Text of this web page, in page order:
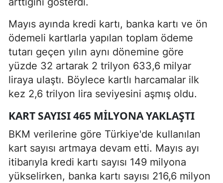
Mayıs ayında kredi kartı, banka kartı ve ön
ödemeli kartlarla yapılan toplam ödeme
tutarı geçen yılın aynı dönemine göre
yüzde 32 artarak 2 trilyon 633,6 milyar
liraya ulaştı. Böylece kartlı harcamalar ilk
kez 2,6 trilyon lira seviyesini aşmış oldu.
KART SAYISI 465 MILYONA YAKLAŞTI
BKM verilerine göre Türkiye'de kullanılan
kart sayısı artmaya devam etti. Mayıs ayı
itibarıyla kredi kartı sayısı 149 milyona
yükselirken, banka kartı sayısı 216,6 milyon